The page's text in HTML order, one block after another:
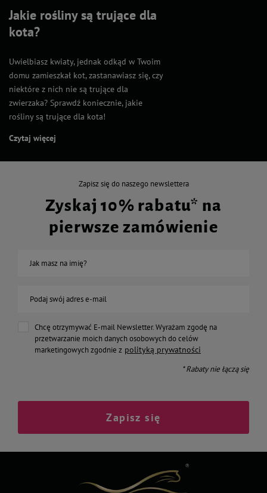
Jakie rośliny są trujące dla
kota?
Uwielbiasz kwiaty, jednak odkąd w Twoim
domu zamieszkał kot, zastanawiasz się, czy
niektóre z nich nie są trujące dla
zwierzaka? Sprawdź koniecznie, jakie
rośliny są trujące dla kota!
Czytaj więcej
Zapisz się do naszego newslettera
Zyskaj 10% rabatu* na
pierwsze zamówienie
Jak masz na imię?
Podaj swój adres e-mail
Chcę otrzymywać E-mail Newsletter. Wyrażam zgodę na
przetwarzanie moich danych osobowych do celów
marketingowych zgodnie z polityką prywatności
* Rabaty nie łączą się
Zapisz się